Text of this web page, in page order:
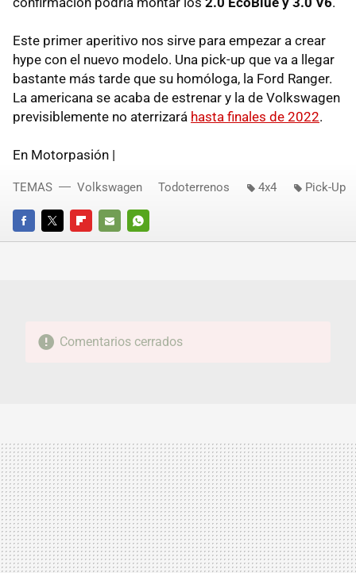
Este primer aperitivo nos sirve para empezar a crear
hype con el nuevo modelo. Una pick-up que va a llegar
bastante más tarde que su homóloga, la Ford Ranger.
La americana se acaba de estrenar y la de Volkswagen
previsiblemente no aterrizará hasta finales de 2022.
En Motorpasión |
FACEBOOKTWITTERFLIPBOARD
E-
WHATSAPP
TEMAS Volkswagen Todoterrenos 4x4 Pick-Up
Comentarios cerrados